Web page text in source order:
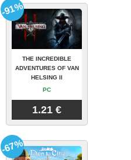
THE INCREDIBLE
ADVENTURES OF VAN
HELSING II
PC
1.21 €
-91%
-67%